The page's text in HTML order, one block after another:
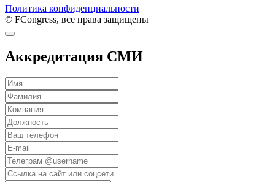
Политика конфиденциальности
© FCongress, все права защищены
Аккредитация СМИ